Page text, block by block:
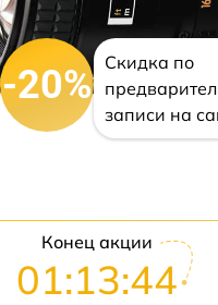
-20%
Скидка по
записи на
Конец акции
01:13:42